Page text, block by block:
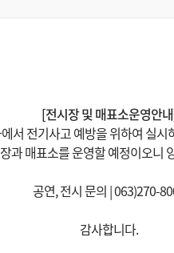
[전시장 및 매표소운영안
서 전기사고 예방을 위하여 실
과 매표소를 운영할 예정이오니
공연, 전시 문의 | 063)270-
감사합니다.